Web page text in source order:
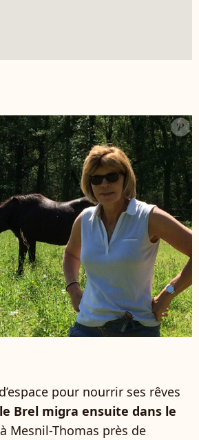
pour nourrir ses rêves
Brel migra ensuite dans le
Mesnil-Thomas près de